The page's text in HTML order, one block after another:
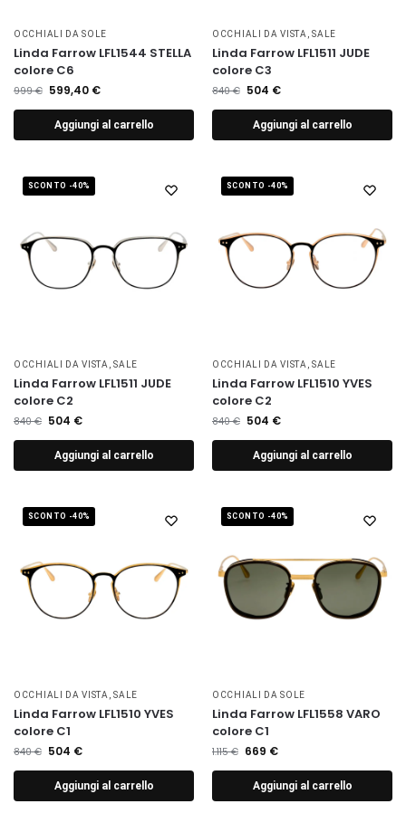
OCCHIALI DA SOLE
Linda Farrow LFL1544 STELLA
colore C6
999€ 599,40 €
Aggiungi al carrello
OCCHIALI DA VISTA ,SALE
Linda Farrow LFL1511 JUDE
colore C3
840€ 504 €
Aggiungi al carrello
SCONTO -40%
OCCHIALI DA VISTA ,SALE
Linda Farrow LFL1511 JUDE
colore C2
840€ 504 €
Aggiungi al carrello
SCONTO -40%
OCCHIALI DA VISTA ,SALE
Linda Farrow LFL1510 YVES
colore C2
840€ 504 €
Aggiungi al carrello
SCONTO -40%
OCCHIALI DA VISTA ,SALE
Linda Farrow LFL1510 YVES
colore C1
840€ 504 €
Aggiungi al carrello
SCONTO -40%
OCCHIALI DA SOLE
Linda Farrow LFL1558 VARO
colore C1
1.115€ 669 €
Aggiungi al carrello